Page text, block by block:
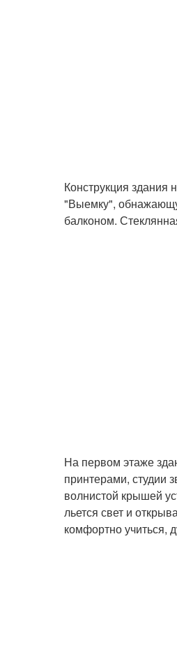
Конструкция
"Выемку",
балконом.
На первом этаже
принтерами, студии
волнистой крышей
льется свет и
комфортно учиться,